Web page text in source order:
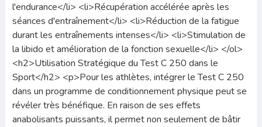
l'endurance</li> <li>Récupération accélérée après les
séances d'entraînement</li> <li>Réduction de la fatigue
durant les entraînements intenses</li> <li>Stimulation de
la libido et amélioration de la fonction sexuelle</li> </ol>
<h2>Utilisation Stratégique du Test C 250 dans le
Sport</h2> <p>Pour les athlètes, intégrer le Test C 250
dans un programme de conditionnement physique peut se
révéler très bénéfique. En raison de ses effets
anabolisants puissants, il permet non seulement de bâtir